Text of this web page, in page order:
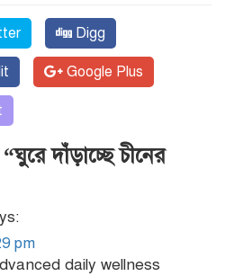
Digg
Google Plus
দাঁড়াচ্ছে চীনের
pm
daily wellness